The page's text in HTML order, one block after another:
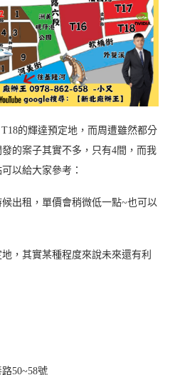
的輝達預定地，而周遭雖然都分
的案子其實不多，只有4間，而我
以給大家參考：
出租，單價會稍微低一點~也可以
，其實某種程度來說未來還有利
50~58號